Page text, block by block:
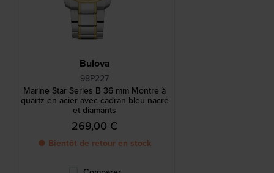
Bulova
98P227
Marine Star Series B 36 mm Montre à
quartz en acier avec cadran bleu nacre
et diamants
269,00 €
● Bientôt de retour en stock